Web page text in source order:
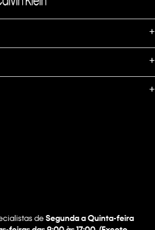
+
+
+
deSegunda a Quinta-feira